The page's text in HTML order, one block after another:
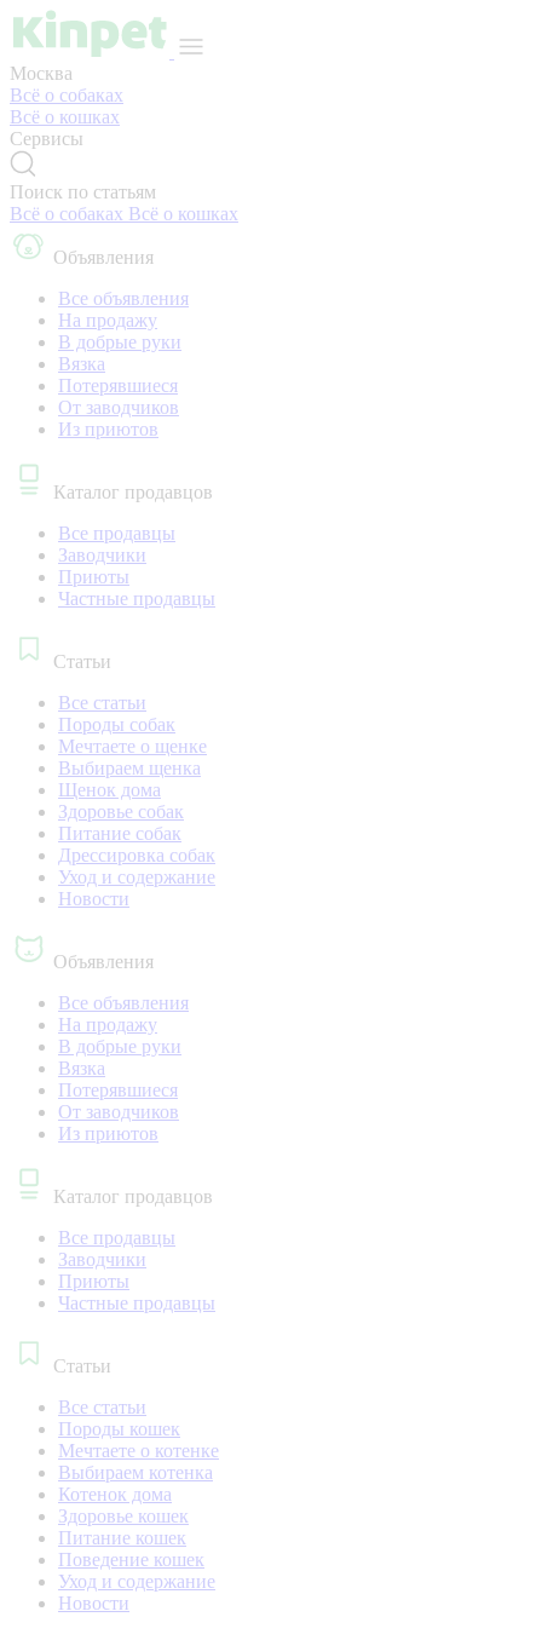
Москва
Всё о собаках
Всё о кошках
Сервисы
Поиск по статьям
Всё о собаках Всё о кошках
Объявления
Все объявления
На продажу
В добрые руки
Вязка
Потерявшиеся
От заводчиков
Из приютов
Каталог продавцов
Все продавцы
Заводчики
Приюты
Частные продавцы
Статьи
Все статьи
Породы собак
Мечтаете о щенке
Выбираем щенка
Щенок дома
Здоровье собак
Питание собак
Дрессировка собак
Уход и содержание
Новости
Объявления
Все объявления
На продажу
В добрые руки
Вязка
Потерявшиеся
От заводчиков
Из приютов
Каталог продавцов
Все продавцы
Заводчики
Приюты
Частные продавцы
Статьи
Все статьи
Породы кошек
Мечтаете о котенке
Выбираем котенка
Котенок дома
Здоровье кошек
Питание кошек
Поведение кошек
Уход и содержание
Новости